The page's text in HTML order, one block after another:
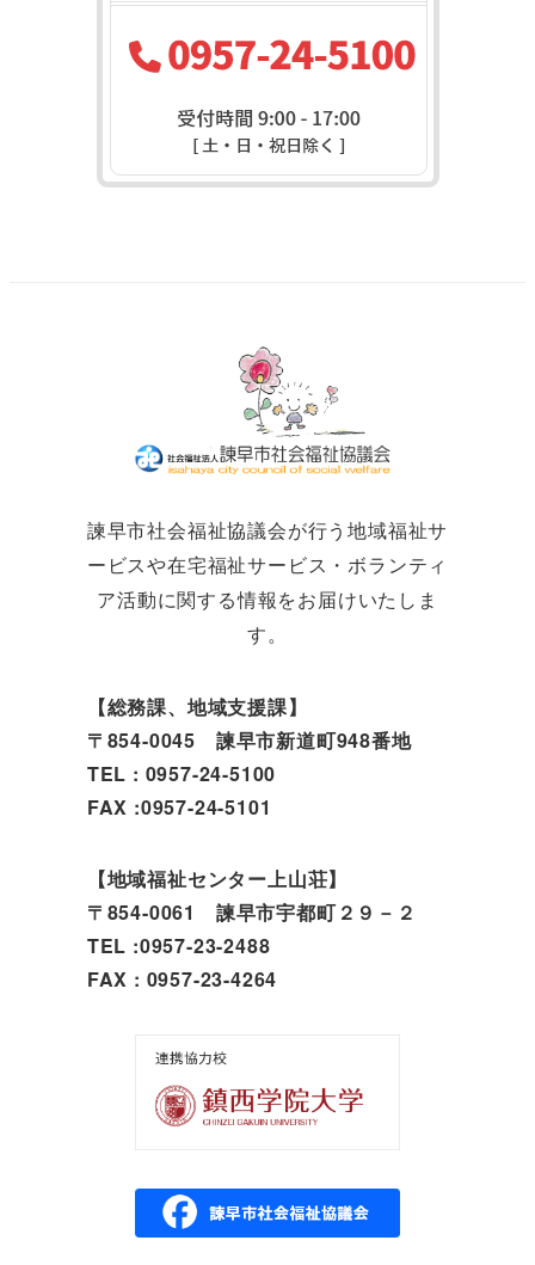
諫早市社会福祉協議会が行う地域福祉サ
ービスや在宅福祉サービス・ボランティ
ア活動に関する情報をお届けいたしま
す。
【総務課、地域支援課】
〒854-0045 諫早市新道町948番地
TEL : 0957-24-5100
FAX :0957-24-5101
【地域福祉センター上山荘】
〒854-0061 諫早市宇都町２９－２
TEL :0957-23-2488
FAX : 0957-23-4264